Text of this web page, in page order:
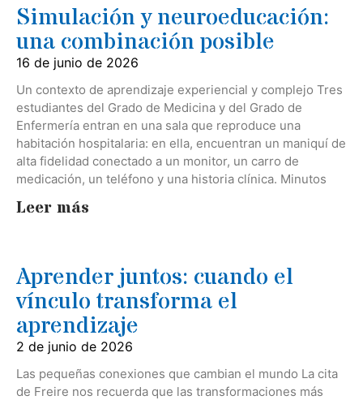
Simulación y neuroeducación:
una combinación posible
16 de junio de 2026
Un contexto de aprendizaje experiencial y complejo Tres
estudiantes del Grado de Medicina y del Grado de
Enfermería entran en una sala que reproduce una
habitación hospitalaria: en ella, encuentran un maniquí de
alta fidelidad conectado a un monitor, un carro de
medicación, un teléfono y una historia clínica. Minutos
Leer más
Aprender juntos: cuando el
vínculo transforma el
aprendizaje
2 de junio de 2026
Las pequeñas conexiones que cambian el mundo La cita
de Freire nos recuerda que las transformaciones más